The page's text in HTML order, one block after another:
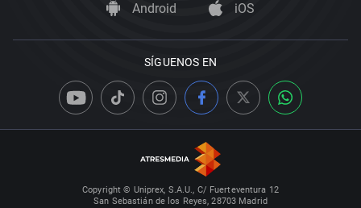
Android iOS
SÍGUENOS EN
Copyright © Uniprex, S.A.U., C/ Fuerteventura 12
San Sebastián de los Reyes, 28703 Madrid